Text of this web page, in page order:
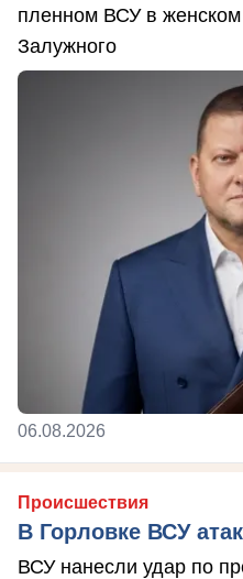
пленном ВСУ в женском
Залужного
06.08.2026
Происшествия
В Горловке ВСУ
ВСУ нанесли удар по